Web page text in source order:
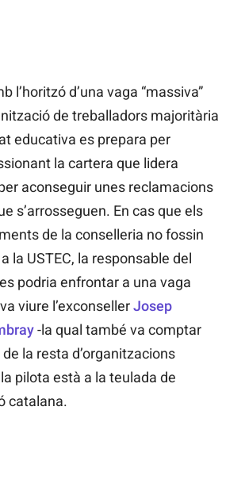
l’horitzó d’una vaga “massiva”
de treballadors majoritària
educativa es prepara per
la cartera que lidera
aconseguir unes reclamacions
s’arrosseguen. En cas que els
de la conselleria no fossin
la USTEC, la responsable del
podria enfrontar a una vaga
viure l’exconsellerJosep
-la qual també va comptar
la resta d’organitzacions
pilota està a la teulada de
catalana.